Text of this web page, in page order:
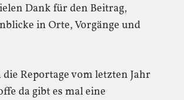
Dank für den Beitrag,
in Orte, Vorgänge und
Reportage vom letzten Jahr
da gibt es mal eine